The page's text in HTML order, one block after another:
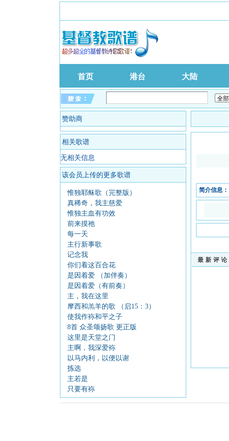
首页 港台 大陆
赞助商
相关歌谱
无相关信息
该会员上传的更多歌谱
惟独耶稣歌（完整版）
真稀奇，我主慈爱
惟独主血有功效
前来摸祂
每一天
主行新事歌
记念我
你们看这百合花
是因着爱 （加伴奏）
是因着爱（有前奏）
主，我在这里
摩西和羔羊的歌 （启15：3）
使我作袮和平之子
8首 众圣颂扬歌 更正版
这里是天堂之门
主啊，我深爱袮
以马内利，以便以谢
拣选
主若是
只要有袮
简介信息：
最新评论